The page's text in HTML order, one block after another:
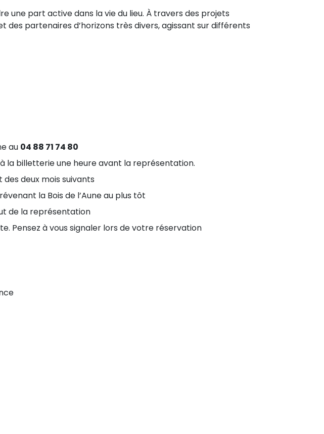
une part active dans la vie du lieu. À travers des projets
partenaires d’horizons très divers, agissant sur différents
au 04 88 71 74 80
la billetterie une heure avant la représentation.
deux mois suivants
la Bois de l’Aune au plus tôt
de la représentation
Pensez à vous signaler lors de votre réservation